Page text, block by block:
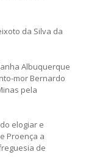
da Silva da
Albuquerque
mor Bernardo
pela
elogiar e
Proença a
de